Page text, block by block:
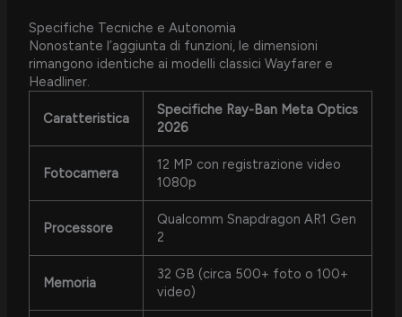
Specifiche Tecniche e Autonomia
Nonostante l’aggiunta di funzioni, le dimensioni
rimangono identiche ai modelli classici Wayfarer e
Headliner.
Caratteristica
Specifiche Ray-Ban Meta Optics
2026
Fotocamera
12 MP con registrazione video
1080p
Processore
Qualcomm Snapdragon AR1 Gen
2
Memoria
32 GB (circa 500+ foto o 100+
video)